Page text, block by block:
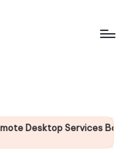
Services Bölüm4 :